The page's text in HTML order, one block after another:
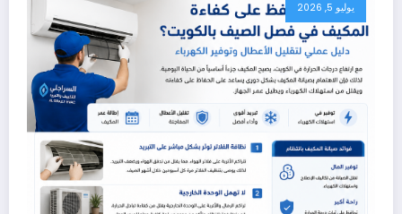
يوليو 5, 2026